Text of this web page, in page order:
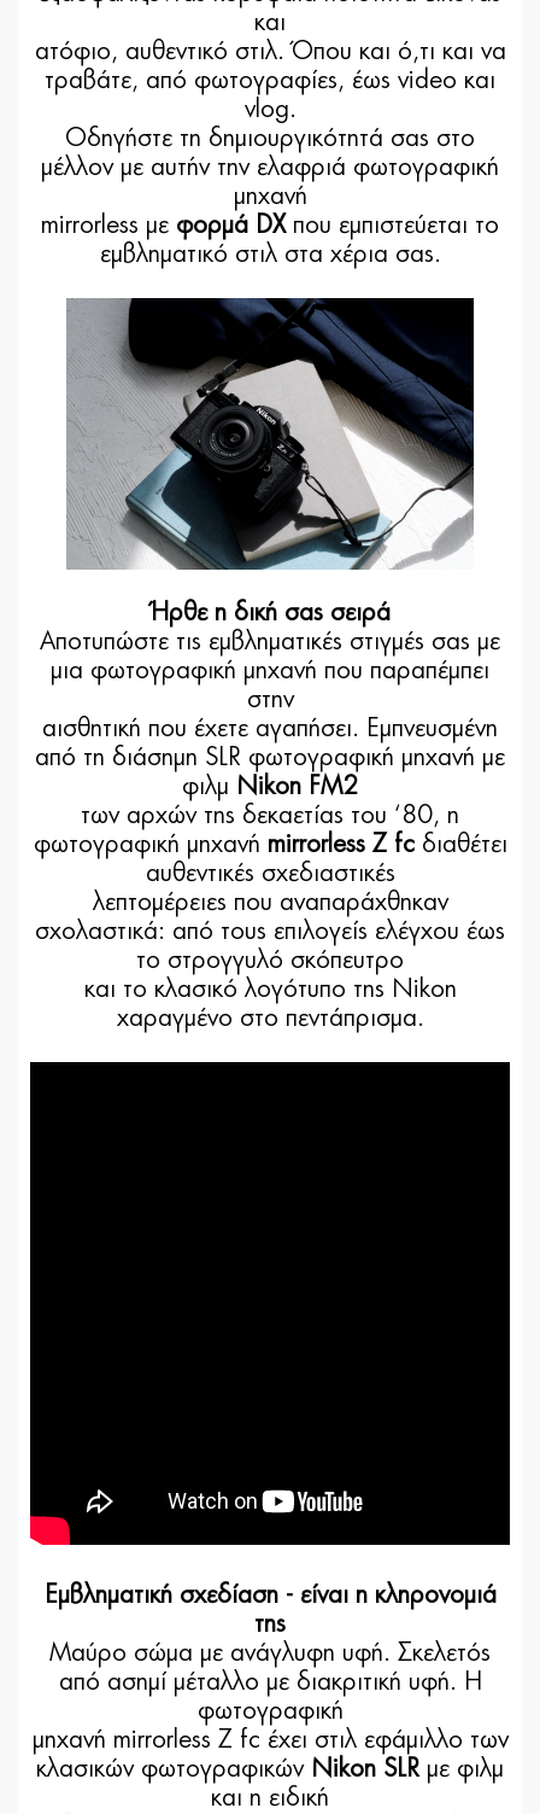
και
ατόφιο, αυθεντικό στιλ. Όπου και ό,τι και να
τραβάτε, από φωτογραφίες, έως video και
vlog.
Οδηγήστε τη δημιουργικότητά σας στο
μέλλον με αυτήν την ελαφριά φωτογραφική
μηχανή
mirrorless με φορμά DXπου εμπιστεύεται το
εμβληματικό στιλ στα χέρια σας.
Ήρθε η δική σας σειρά
Αποτυπώστε τις εμβληματικές στιγμές σας με
μια φωτογραφική μηχανή που παραπέμπει
στην
αισθητική που έχετε αγαπήσει. Εμπνευσμένη
από τη διάσημη SLR φωτογραφική μηχανή με
φιλμ Nikon FM2
των αρχών της δεκαετίας του ‘80, η
φωτογραφική μηχανή mirrorless Z fcδιαθέτει
αυθεντικές σχεδιαστικές
λεπτομέρειες που αναπαράχθηκαν
σχολαστικά: από τους επιλογείς ελέγχου έως
το στρογγυλό σκόπευτρο
και το κλασικό λογότυπο της Nikon
χαραγμένο στο πεντάπρισμα.
Εμβληματική σχεδίαση - είναι η κληρονομιά
της
Μαύρο σώμα με ανάγλυφη υφή. Σκελετός
από ασημί μέταλλο με διακριτική υφή. Η
φωτογραφική
μηχανή mirrorless Z fc έχει στιλ εφάμιλλο των
κλασικών φωτογραφικών Nikon SLR με φιλμ
και η ειδική